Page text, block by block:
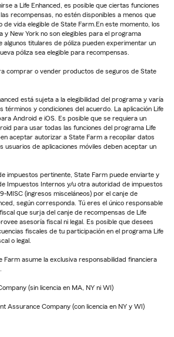
a Life Enhanced, es posible que ciertas funciones
recompensas, no estén disponibles a menos que
de vida elegible de State Farm.En este momento, los
y New York no son elegibles para el programa
algunos titulares de póliza pueden experimentar un
póliza sea elegible para recompensas.
comprar o vender productos de seguros de State
está sujeta a la elegibilidad del programa y varía
términos y condiciones del acuerdo. La aplicación Life
Android e iOS. Es posible que se requiera un
para usar todas las funciones del programa Life
aceptar autorizar a State Farm a recopilar datos
usuarios de aplicaciones móviles deben aceptar un
impuestos pertinente, State Farm puede enviarte y
Impuestos Internos y/u otra autoridad de impuestos
MISC (ingresos misceláneos) por el canje de
según corresponda. Tú eres el único responsable
que surja del canje de recompensas de Life
asesoría fiscal ni legal. Es posible que desees
fiscales de tu participación en el programa Life
o legal.
Farm asume la exclusiva responsabilidad financiera
(sin licencia en MA, NY ni WI)
Assurance Company (con licencia en NY y WI)